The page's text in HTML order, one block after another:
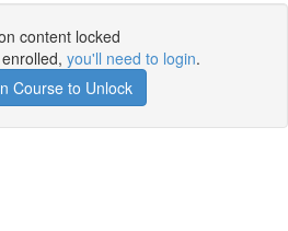
content locked
you'll need to login.
Course to Unlock